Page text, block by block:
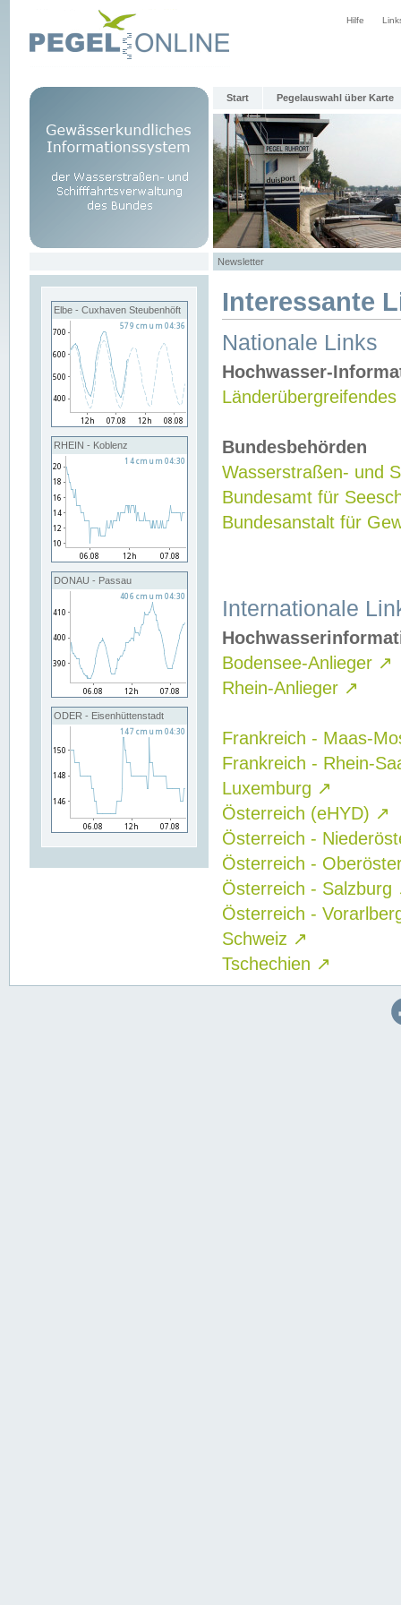
Hilfe
Start Pegelauswahl über Karte
Newsletter
Elbe - Cuxhaven Steubenhöft
RHEIN - Koblenz
DONAU - Passau
ODER - Eisenhüttenstadt
Interessante
Nationale Links
Hochwasser-
Bundesbehörden
Wasserstraßen- und
Bundesamt für
Bundesanstalt für
Internationale
Bodensee-Anlieger ↗
Rhein-Anlieger ↗
Frankreich - Maas-
Frankreich - Rhein-
Luxemburg ↗
Österreich (eHYD) ↗
Österreich -
Österreich -
Österreich - Salzburg
Österreich -
Schweiz ↗
Tschechien ↗